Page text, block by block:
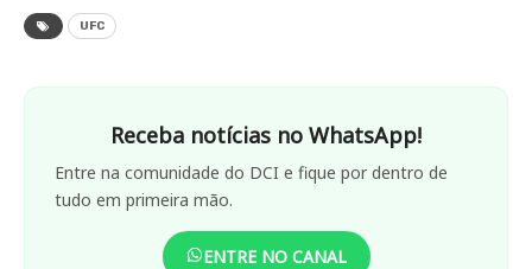
UFC
Receba notícias no WhatsApp!
Entre na comunidade do DCI e fique por dentro de
tudo em primeira mão.
ENTRE NO CANAL